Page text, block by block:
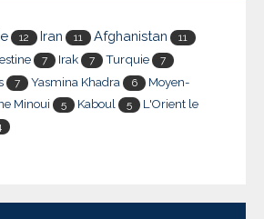
12 Iran 11 Afghanistan 11
7 Irak 7 Turquie 7
7 Yasmina Khadra 6
Moyen-
Minoui 5 Kaboul 5
L'Orient le